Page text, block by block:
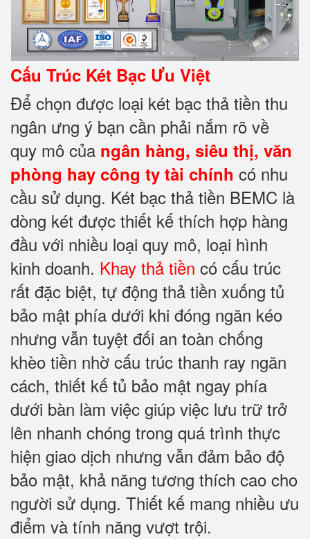
Cấu Trúc Két Bạc Ưu Việt
Để chọn được loại két bạc thả tiền thu
ngân ưng ý bạn cần phải nắm rõ về
quy mô của ngân hàng, siêu thị, văn
phòng hay công ty tài chính có nhu
cầu sử dụng. Két bạc thả tiền BEMC là
dòng két được thiết kế thích hợp hàng
đầu với nhiều loại quy mô, loại hình
kinh doanh. Khay thả tiền có cấu trúc
rất đặc biệt, tự động thả tiền xuống tủ
bảo mật phía dưới khi đóng ngăn kéo
nhưng vẫn tuyệt đối an toàn chống
khèo tiền nhờ cấu trúc thanh ray ngăn
cách, thiết kế tủ bảo mật ngay phía
dưới bàn làm việc giúp việc lưu trữ trở
lên nhanh chóng trong quá trình thực
hiện giao dịch nhưng vẫn đảm bảo độ
bảo mật, khả năng tương thích cao cho
người sử dụng. Thiết kế mang nhiều ưu
điểm và tính năng vượt trội.